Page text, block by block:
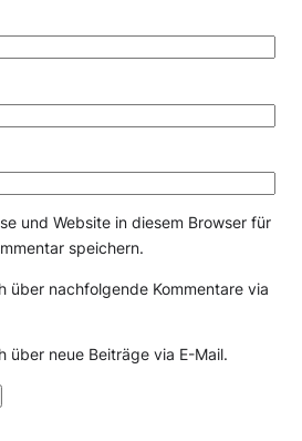
und Website in diesem Browser für
speichern.
über nachfolgende Kommentare via
über neue Beiträge via E-Mail.